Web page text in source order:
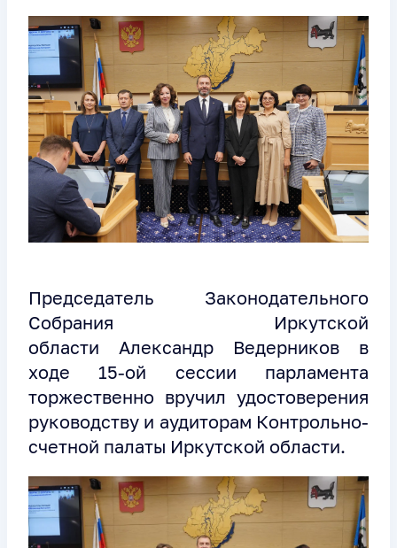
Председатель Законодательного
Собрания Иркутской
области Александр Ведерников в
ходе 15-ой сессии парламента
торжественно вручил удостоверения
руководству и аудиторам Контрольно-
счетной палаты Иркутской области.